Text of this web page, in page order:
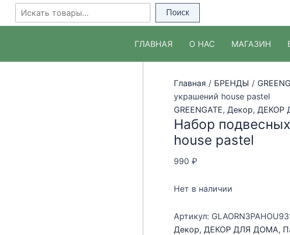
Перейти
Поиск Поиск
ГЛАВНАЯ О НАС МАГАЗИН
Главная / БРЕНДЫ /
украшений house pastel
GREENGATE, Декор, ДЕКОР
Набор
house pastel
990 ₽
Нет в наличии
Артикул:
Декор, ДЕКОР ДЛЯ ДОМА,
Распродажа!
Распродажа!